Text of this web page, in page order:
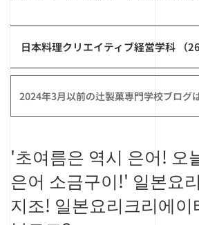
日本料理クリエイティブ経営学科 （
2024年3月以前の辻製菓専門学校ブログ
'초여름은 역시 은어! 오
은어 소금구이!' 일본요
지조! 일본요리크리에